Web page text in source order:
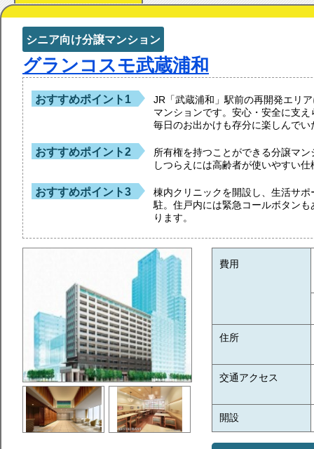
シニア向け分譲マンション
グランコスモ武蔵浦和
おすすめポイント1
JR「武蔵浦和」駅前の再開発エリ
マンションです。安心・安全に支
毎日のお出かけも存分に楽しんでい
おすすめポイント2
所有権を持つことができる分譲マ
しつらえには高齢者が使いやすい
おすすめポイント3
棟内クリニックを開設し、生活サ
駐。住戸内には緊急コールボタン
ります。
費用
住所
交通アクセス
開設